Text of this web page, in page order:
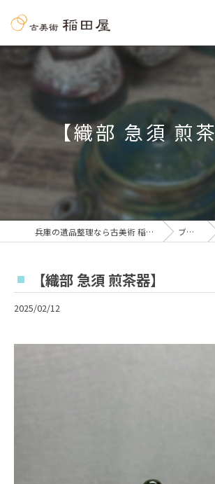
【織部 急須 煎茶
兵庫の遺品整理なら古美術 稲田屋 ブログ
【織部 急須 煎茶器】
2025/02/12